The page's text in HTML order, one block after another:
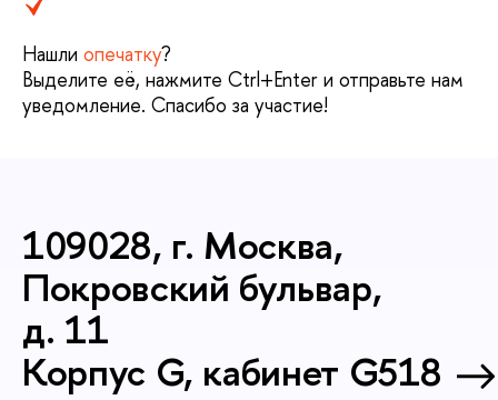
Нашли опечатку?
Выделите её, нажмите Ctrl+Enter и отправьте нам
уведомление. Спасибо за участие!
109028, г. Москва,
Покровский бульвар,
д. 11
Корпус G, кабинет G518